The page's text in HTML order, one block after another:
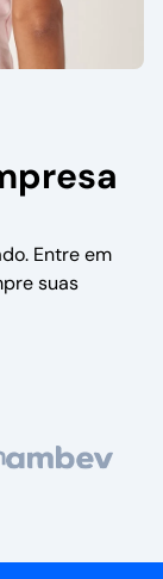
Entre em
suas